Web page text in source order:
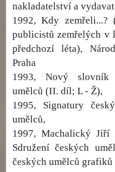
nakladatelství a
1992, Kdy zemřeli...?
publicistů zemřelých v
předchozí léta),
Praha
1993, Nový slovník
umělců (II. díl; L - Ž),
1995, Signatury
umělců,
1997, Machalický
Sdružení českých
českých umělců grafiků